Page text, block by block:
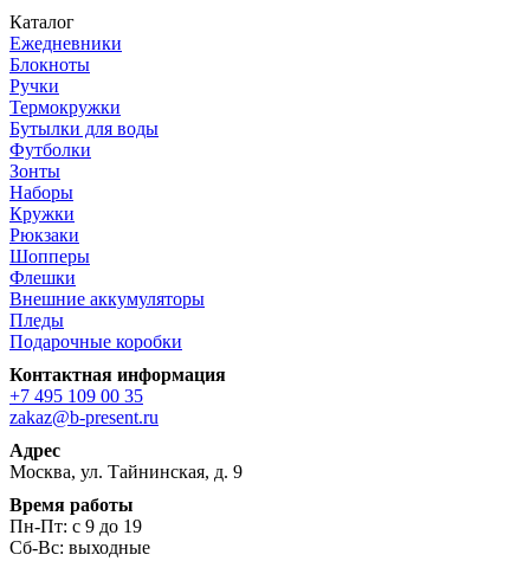
Каталог
Ежедневники
Блокноты
Ручки
Термокружки
Бутылки для воды
Футболки
Зонты
Наборы
Кружки
Рюкзаки
Шопперы
Флешки
Внешние аккумуляторы
Пледы
Подарочные коробки
Контактная информация
+7 495 109 00 35
zakaz@b-present.ru
Адрес
Москва, ул. Тайнинская, д. 9
Время работы
Пн-Пт: с 9 до 19
Сб-Вс: выходные